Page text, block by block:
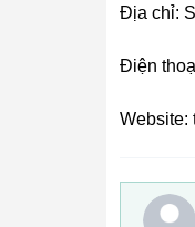
Địa chỉ:
Điện
Website: